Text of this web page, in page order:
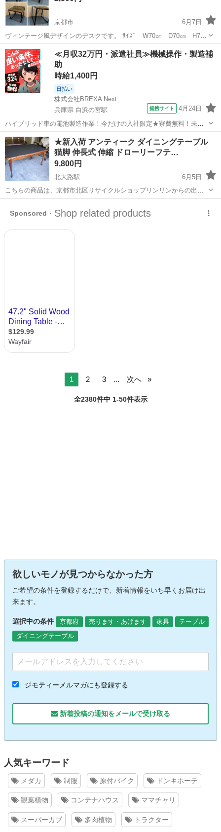
京都市
6月7日
ヴィンテージ風デザインのデスクです。 ｻｲｽﾞ W70㎝ D70㎝ H70
㎝ 木目調の天板とブラックのアイアン脚で、 おしゃれな雰囲気のお部
屋にもよく合います。 ■状態 ・多少の使用感あり ・使用に問題な...
京都 京都市 テーブル
≪月収32万円・派遣社員≫機械操作・製造補
助
時給1,400円
日払い
株式会社BREXA Next
兵庫県 白浜の宮駅
提携サイト 4月24日
ハイブリッド車の電池製造作業！今だけの入社限定★寮費無料！未経
験活躍中★20～50代の男性活躍中！安定企業で長期で働きたい方オス
スメ！年間休日130日！正社員登用制度あり！マイカー通勤OK！ワン
ルーム寮完備！《兵庫県姫路市》...
兵庫 姫路市 白浜の宮駅
★新入荷 アンティーク ダイニングテーブル
猫脚 伸長式 伸縮 ドローリーフテ…
9,800円
北大路駅
6月5日
こちらの商品は、京都市北区リサイクルショップリンリンからの出品
となります。 当店は、家具・家電・食器・骨董品・日用品など、多種
多様な商品を取り揃えております。 昭和レトロなレア商品も沢山ござ
いますので、店内を見るだけで...
1 2 3 ... 次へ
全2380件中 1-50件表示
欲しいモノが見つからなかった方
ご希望の条件を登録するだけで、新着情報をいち早くお届け出
来ます。
選択中の条件 京都府 売ります・あげます 家具
テーブル
ダイニングテーブル
ジモティーメルマガにも登録する
新着投稿の通知をメールで受け取る
人気キーワード
メダカ 制服 原付バイク ドンキホーテ
観葉植物 コンテナハウス ママチャリ
スーパーカブ 多肉植物 トラクター